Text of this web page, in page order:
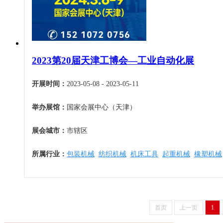
湖北
湖南
广西
贵州
暖通空调
起重机械
汽车制造
物流仓储
烟草机械
医疗设备
9月
10月
12月
2023第20届天津工博会—工业自动化展
开展时间： 2023-05-08 - 2023-05-11
举办展馆： 国家会展中心（天津）
展会城市： 市辖区
所属行业： 包装机械 纺织机械 机床工具 起重机械 橡塑机械
首页 上一页 1